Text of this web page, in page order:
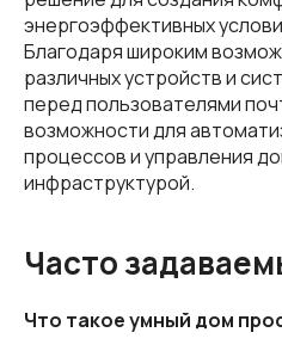
энергоэффективных
Благодаря широким
различных устройств и
перед пользователями
возможности для
процессов и управления
инфраструктурой.
Часто
Что такое умный дом